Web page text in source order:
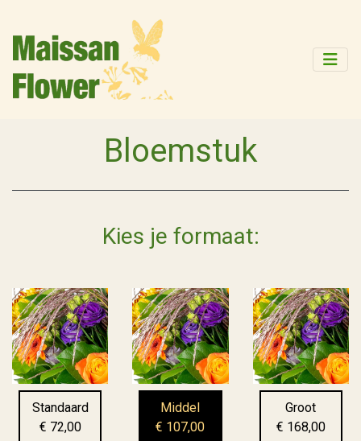
Bloemstuk
Kies je formaat:
Standaard
€ 72,00
Middel
€ 107,00
Groot
€ 168,00